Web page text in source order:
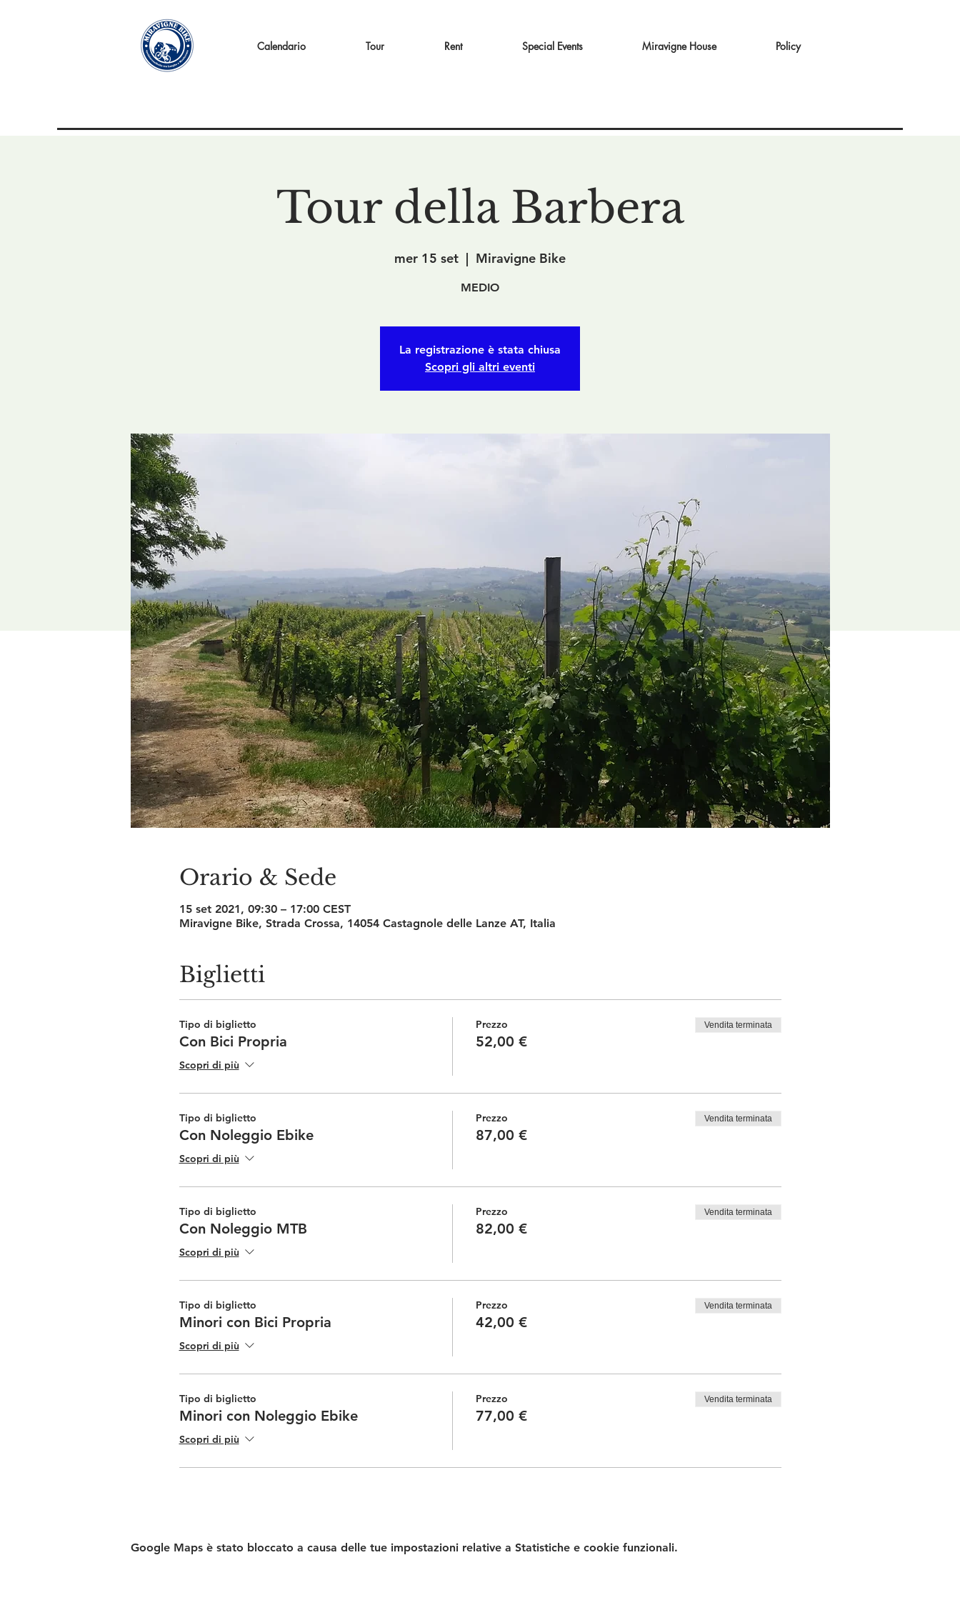
Calendario Tour Rent Special Events Miravigne House Policy
Tour della Barbera
mer 15 set
  |
Miravigne Bike
MEDIO
La registrazione è stata chiusa
Scopri gli altri eventi
Orario & Sede
15 set 2021, 09:30 – 17:00 CEST
Miravigne Bike, Strada Crossa, 14054 Castagnole delle Lanze AT, Italia
Biglietti
Tipo di biglietto
Con Bici Propria
Scopri di più
Prezzo
52,00 €
Vendita terminata
Tipo di biglietto
Con Noleggio Ebike
Scopri di più
Prezzo
87,00 €
Vendita terminata
Tipo di biglietto
Con Noleggio MTB
Scopri di più
Prezzo
82,00 €
Vendita terminata
Tipo di biglietto
Minori con Bici Propria
Scopri di più
Prezzo
42,00 €
Vendita terminata
Tipo di biglietto
Minori con Noleggio Ebike
Scopri di più
Prezzo
77,00 €
Vendita terminata
Google Maps è stato bloccato a causa delle tue impostazioni relative a Statistiche e cookie funzionali.